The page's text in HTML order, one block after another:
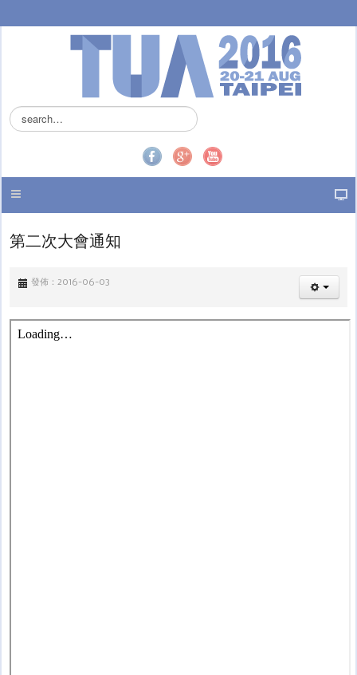
搜
尋
.
第二次大會通知
發佈：2016-06-03